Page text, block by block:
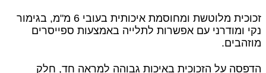
זכוכית מלוטשת ומחוסמת איכותית בעובי 6 מ"מ, בגימור
נקי ומודרני עם אפשרות לתלייה באמצעות ספייסרים
מוזהבים.
הדפסה על הזכוכית באיכות גבוהה למראה חד, חלק